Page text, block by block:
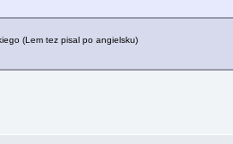
(Lem tez pisal po angielsku)